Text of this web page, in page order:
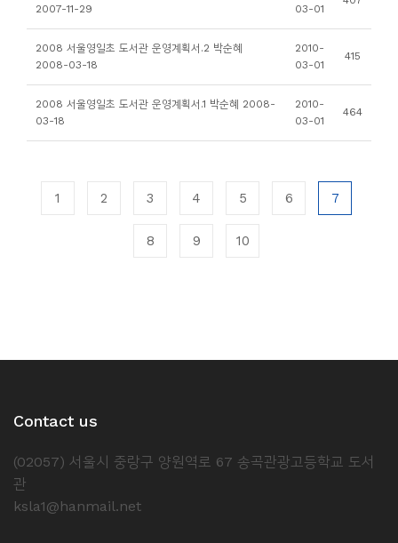
2007-11-29
03-01
2008 서울영일초 도서관 운영계획서.2 박순혜
2008-03-18
2010-
03-01
415
2008 서울영일초 도서관 운영계획서.1 박순혜 2008-
03-18
2010-
03-01
464
1 2 3 4 5 6 7
8 9 10
Contact us
(02057) 서울시 중랑구 양원역로 67 송곡관광고등학교 도서
관
ksla1@hanmail.net